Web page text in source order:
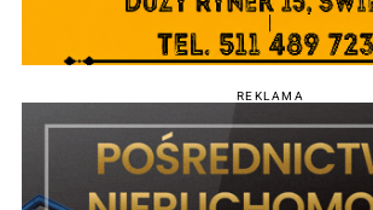
REKLAMA